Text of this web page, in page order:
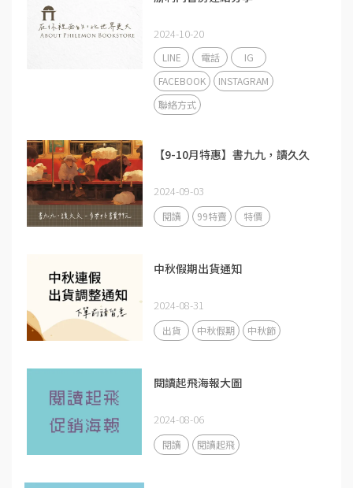
2024-10-20
LINE 電話
IG
FACEBOOK
INSTAGRAM
聯絡方式
【9-10月特惠】書九九，讀久久
2024-09-03
閱讀 99特賣 特價
中秋假期出貨通知
2024-08-31
出貨 中秋假期 中秋節
閱讀起飛海報大圖
2024-08-06
閱讀 閱讀起飛